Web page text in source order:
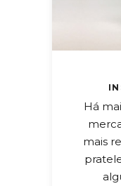
Há
mais